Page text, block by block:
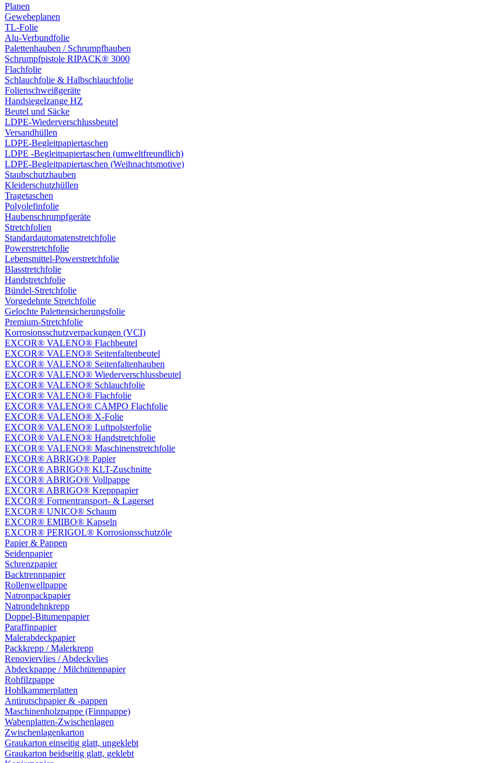
Planen
Gewebeplanen
TL-Folie
Alu-Verbundfolie
Palettenhauben / Schrumpfhauben
Schrumpfpistole RIPACK® 3000
Flachfolie
Schlauchfolie & Halbschlauchfolie
Folienschweißgeräte
Handsiegelzange HZ
Beutel und Säcke
LDPE-Wiederverschlussbeutel
Versandhüllen
LDPE-Begleitpapiertaschen
LDPE -Begleitpapiertaschen (umweltfreundlich)
LDPE-Begleitpapiertaschen (Weihnachtsmotive)
Staubschutzhauben
Kleiderschutzhüllen
Tragetaschen
Polyolefinfolie
Haubenschrumpfgeräte
Stretchfolien
Standardautomatenstretchfolie
Powerstretchfolie
Lebensmittel-Powerstretchfolie
Blasstretchfolie
Handstretchfolie
Bündel-Stretchfolie
Vorgedehnte Stretchfolie
Gelochte Palettensicherungsfolie
Premium-Stretchfolie
Korrosionsschutzverpackungen (VCI)
EXCOR® VALENO® Flachbeutel
EXCOR® VALENO® Seitenfaltenbeutel
EXCOR® VALENO® Seitenfaltenhauben
EXCOR® VALENO® Wiederverschlussbeutel
EXCOR® VALENO® Schlauchfolie
EXCOR® VALENO® Flachfolie
EXCOR® VALENO® CAMPO Flachfolie
EXCOR® VALENO® X-Folie
EXCOR® VALENO® Luftpolsterfolie
EXCOR® VALENO® Handstretchfolie
EXCOR® VALENO® Maschinenstretchfolie
EXCOR® ABRIGO® Papier
EXCOR® ABRIGO® KLT-Zuschnitte
EXCOR® ABRIGO® Vollpappe
EXCOR® ABRIGO® Krepppapier
EXCOR® Formentransport- & Lagerset
EXCOR® UNICO® Schaum
EXCOR® EMIBO® Kapseln
EXCOR® PERIGOL® Korrosionsschutzöle
Papier & Pappen
Seidenpapier
Schrenzpapier
Backtrennpapier
Rollenwellpappe
Natronpackpapier
Natrondehnkrepp
Doppel-Bitumenpapier
Paraffinpapier
Malerabdeckpapier
Packkrepp / Malerkrepp
Renoviervlies / Abdeckvlies
Abdeckpappe / Milchtütenpapier
Rohfilzpappe
Hohlkammerplatten
Antirutschpapier & -pappen
Maschinenholzpappe (Finnpappe)
Wabenplatten-Zwischenlagen
Zwischenlagenkarton
Graukarton einseitig glatt, ungeklebt
Graukarton beidseitig glatt, geklebt